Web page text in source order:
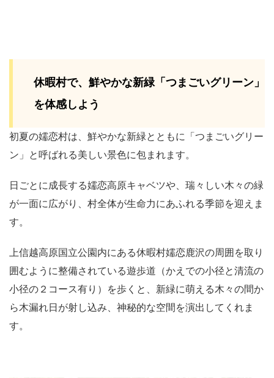
休暇村で、鮮やかな新緑「つまごいグリーン」
を体感しよう
初夏の嬬恋村は、鮮やかな新緑とともに「つまごいグリー
ン」と呼ばれる美しい景色に包まれます。
日ごとに成長する嬬恋高原キャベツや、瑞々しい木々の緑
が一面に広がり、村全体が生命力にあふれる季節を迎えま
す。
上信越高原国立公園内にある休暇村嬬恋鹿沢の周囲を取り
囲むように整備されている遊歩道（かえでの小径と清流の
小径の２コース有り）を歩くと、新緑に萌える木々の間か
ら木漏れ日が射し込み、神秘的な空間を演出してくれま
す。